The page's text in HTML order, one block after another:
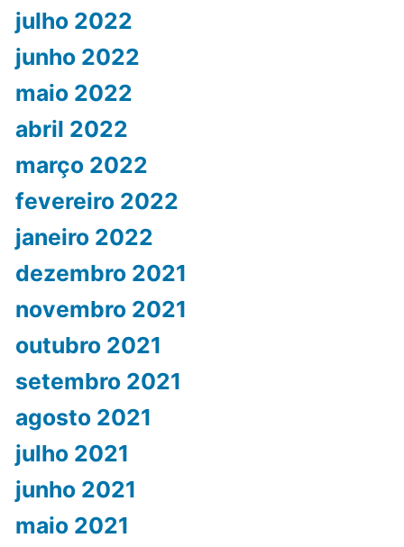
julho 2022
junho 2022
maio 2022
abril 2022
março 2022
fevereiro 2022
janeiro 2022
dezembro 2021
novembro 2021
outubro 2021
setembro 2021
agosto 2021
julho 2021
junho 2021
maio 2021